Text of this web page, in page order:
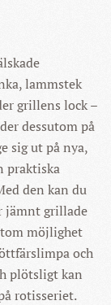
lammstek
grillens lock –
dessutom på
sig ut på nya,
praktiska
den kan du
jämnt grillade
möjlighet
och
plötsligt kan
rotisseriet.